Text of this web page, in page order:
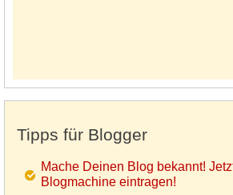
Tipps für Blogger
Mache Deinen Blog bekannt!
Blogmachine eintragen!